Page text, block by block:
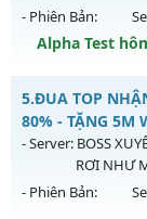
Exp: 200x - Drop:
Kiểu reset: Reset
Thể loại: Mu
Antihack:
- Phiên Bản:
Alpha Test
Season 2 Tuổi
Mu mới ra
ngày 10/08/2626
Exp: 200x - Drop:
5.ĐUA TOP
80% - TẶNG 5M
- Server: BOSS
RƠI NHƯ
- Phiên Bản: